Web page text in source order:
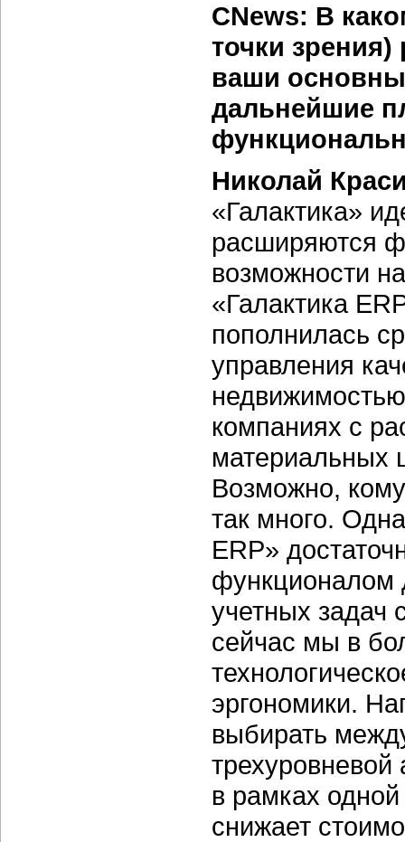
CNews: В
точки
ваши
дальнейшие
Николай
«Галактика»
расширяются
возможности
«Галактика
пополнилась
управления
компаниях с
материальных
Возможно,
так много.
ERP»
функционалом
учетных задач
сейчас мы в
эргономики.
выбирать
трехуровневой
в рамках
снижает